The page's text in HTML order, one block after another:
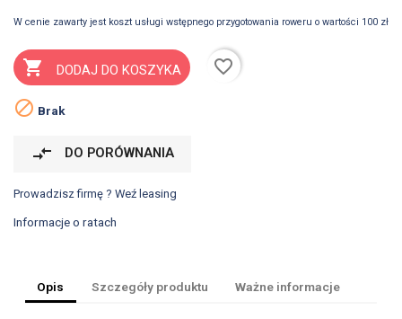
W cenie zawarty jest koszt usługi wstępnego przygotowania roweru o wartości 100 zł
 DODAJ DO KOSZYKA
favorite_border
 Brak
compare_arrows DO PORÓWNANIA
Prowadzisz firmę ? Weź leasing
Informacje o ratach
Opis Szczegóły produktu Ważne informacje